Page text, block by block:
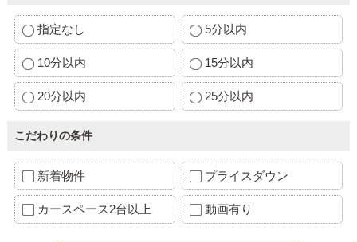
指定なし 5分以内
10分以内 15分以内
20分以内 25分以内
こだわりの条件
新着物件 プライスダウン
カースペース2台以上 動画有り